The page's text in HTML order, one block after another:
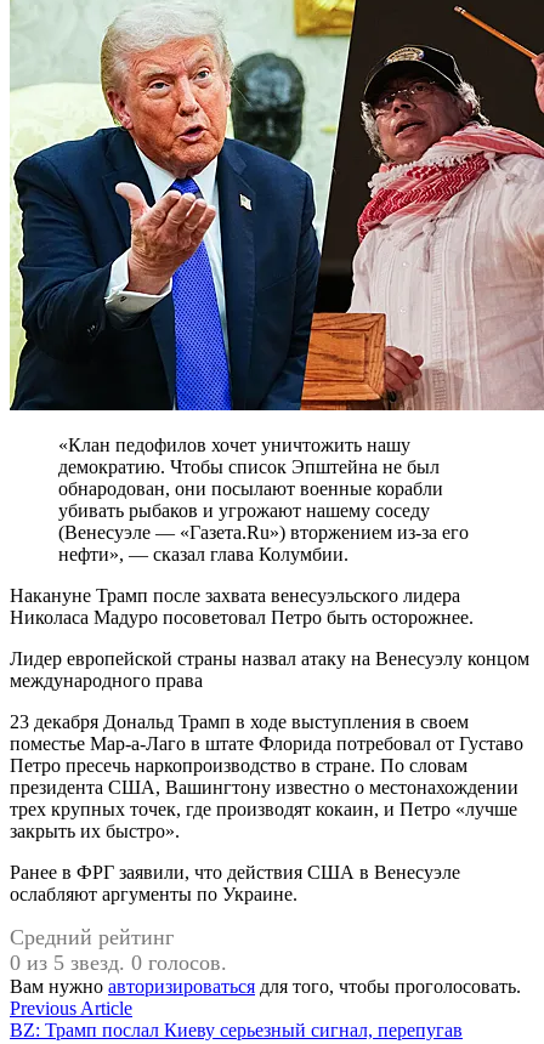
«Клан педофилов хочет уничтожить нашу
демократию. Чтобы список Эпштейна не был
обнародован, они посылают военные корабли
убивать рыбаков и угрожают нашему соседу
(Венесуэле — «Газета.Ru») вторжением из-за его
нефти», — сказал глава Колумбии.
Накануне Трамп после захвата венесуэльского лидера
Николаса Мадуро посоветовал Петро быть осторожнее.
Лидер европейской страны назвал атаку на Венесуэлу концом
международного права
23 декабря Дональд Трамп в ходе выступления в своем
поместье Мар-а-Лаго в штате Флорида потребовал от Густаво
Петро пресечь наркопроизводство в стране. По словам
президента США, Вашингтону известно о местонахождении
трех крупных точек, где производят кокаин, и Петро «лучше
закрыть их быстро».
Ранее в ФРГ заявили, что действия США в Венесуэле
ослабляют аргументы по Украине.
Средний рейтинг
0 из 5 звезд. 0 голосов.
Вам нужно авторизироваться для того, чтобы проголосовать.
Навигация
Previous ArticlePrevious
article:
BZ: Трамп послал Киеву серьезный сигнал, перепугав